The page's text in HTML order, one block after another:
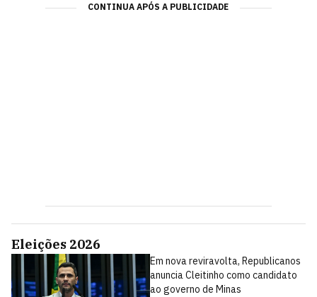
CONTINUA APÓS A PUBLICIDADE
Eleições 2026
Em nova reviravolta, Republicanos
anuncia Cleitinho como candidato
ao governo de Minas